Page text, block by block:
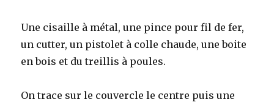
Une cisaille à métal, une pince pour fil de fer,
un cutter, un pistolet à colle chaude, une boite
en bois et du treillis à poules.
On trace sur le couvercle le centre puis une